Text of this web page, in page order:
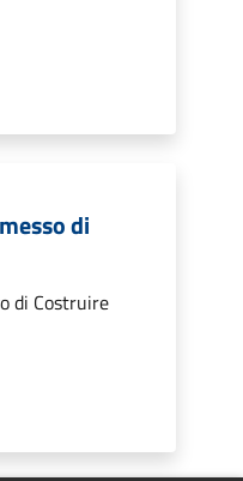
di
di Costruire